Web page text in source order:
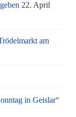
22. April
am
in Geislar“